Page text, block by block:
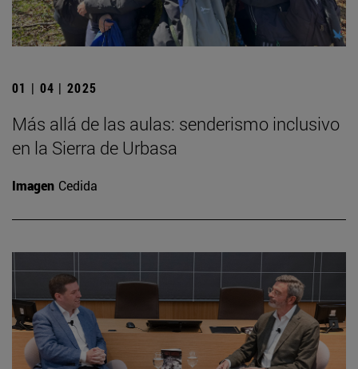
01 | 04 | 2025
Más allá de las aulas: senderismo inclusivo
en la Sierra de Urbasa
Imagen Cedida